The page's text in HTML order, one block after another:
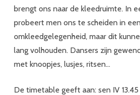
brengt ons naar de kleedruimte. In
probeert men ons te scheiden in
omkleedgelegenheid, maar dit
lang volhouden. Dansers zijn
met knoopjes, lusjes, ritsen…
De timetable geeft aan: sen IV 13.45